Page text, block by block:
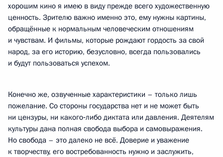
хорошим кино я имею в виду прежде всего художественную
ценность. Зрителю важно именно это, ему нужны картины,
обращённые к нормальным человеческим отношениям
и чувствам. И фильмы, которые рождают гордость за свой
народ, за его историю, безусловно, всегда пользовались
и будут пользоваться успехом.
Конечно же, озвученные характеристики – только лишь
пожелание. Со стороны государства нет и не может быть
ни цензуры, ни какого‑либо диктата или давления. Деятелям
культуры дана полная свобода выбора и самовыражения.
Но свобода – это далеко не всё. Доверие и уважение
к творчеству, его востребованность нужно и заслужить,